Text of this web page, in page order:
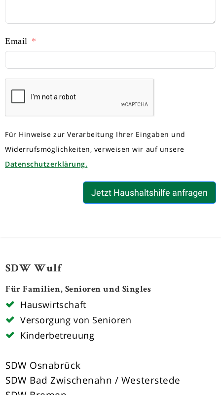
Email
Für Hinweise zur Verarbeitung Ihrer Eingaben und
Widerrufsmöglichkeiten, verweisen wir auf unsere
Datenschutzerklärung.
Jetzt Haushaltshilfe anfragen
SDW Wulf
Für Familien, Senioren und Singles
Hauswirtschaft
Versorgung von Senioren
Kinderbetreuung
SDW Osnabrück
SDW Bad Zwischenahn / Westerstede